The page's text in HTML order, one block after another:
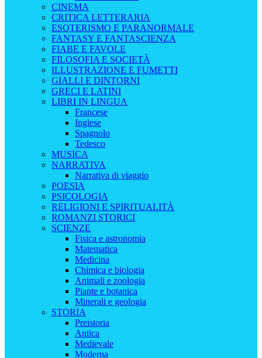
CINEMA
CRITICA LETTERARIA
ESOTERISMO E PARANORMALE
FANTASY E FANTASCIENZA
FIABE E FAVOLE
FILOSOFIA E SOCIETÀ
ILLUSTRAZIONE E FUMETTI
GIALLI E DINTORNI
GRECI E LATINI
LIBRI IN LINGUA
Francese
Inglese
Spagnolo
Tedesco
MUSICA
NARRATIVA
Narrativa di viaggio
POESIA
PSICOLOGIA
RELIGIONI E SPIRITUALITÀ
ROMANZI STORICI
SCIENZE
Fisica e astronomia
Matematica
Medicina
Chimica e biologia
Animali e zoologia
Piante e botanica
Minerali e geologia
STORIA
Preistoria
Antica
Medievale
Moderna